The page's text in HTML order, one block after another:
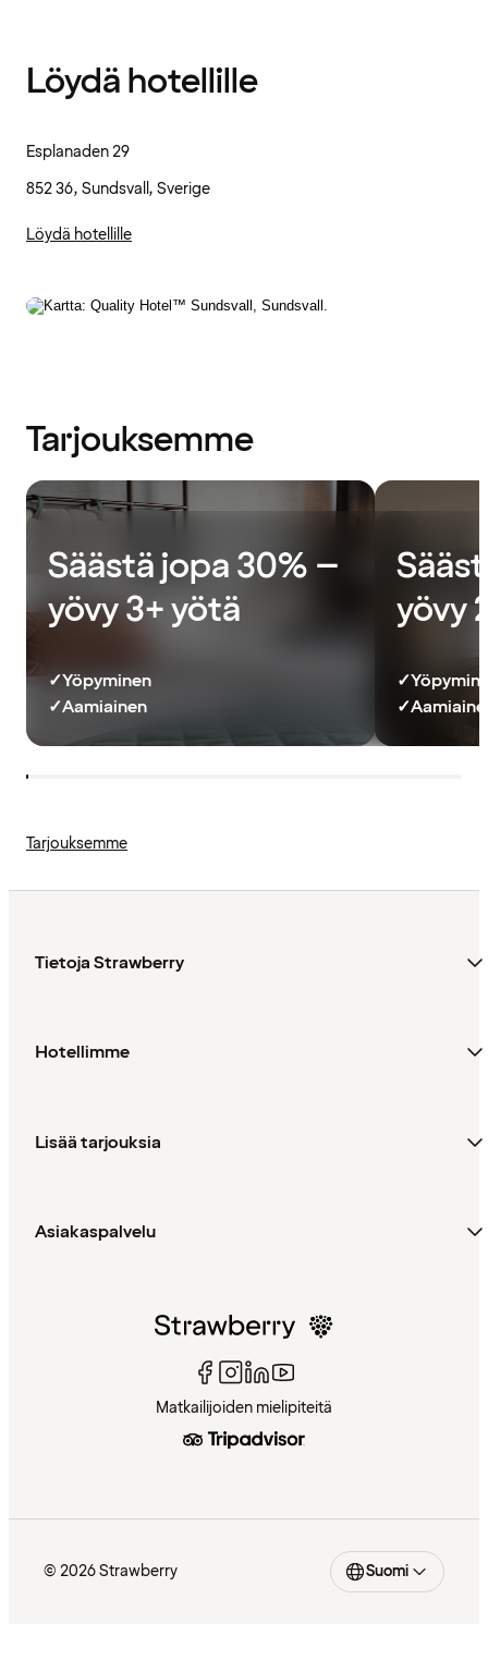
Löydä hotellille
Esplanaden 29
852 36, Sundsvall, Sverige
Löydä hotellille
Tarjouksemme
Säästä jopa 30% –
yövy 3+ yötä
✓Yöpyminen
✓Aamiainen
yövy
✓
✓
Tarjouksemme
Tietoja Strawberry
Hotellimme
Lisää tarjouksia
Asiakaspalvelu
Matkailijoiden mielipiteitä
© 2026 Strawberry Suomi